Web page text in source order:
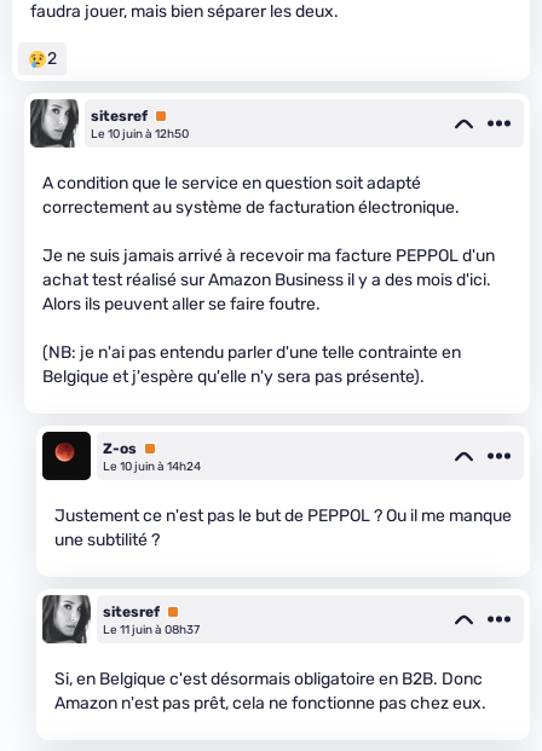
faudra jouer, mais bien séparer les deux.
2
sitesref Premium
Le 10 juin à 12h50
A condition que le service en question soit adapté
correctement au système de facturation électronique.
Je ne suis jamais arrivé à recevoir ma facture PEPPOL d'un
achat test réalisé sur Amazon Business il y a des mois d'ici.
Alors ils peuvent aller se faire foutre.
(NB: je n'ai pas entendu parler d'une telle contrainte en
Belgique et j'espère qu'elle n'y sera pas présente).
Z-os Premium
Le 10 juin à 14h24
Justement ce n'est pas le but de PEPPOL ? Ou il me manque
une subtilité ?
sitesref Premium
Le 11 juin à 08h37
Si, en Belgique c'est désormais obligatoire en B2B. Donc
Amazon n'est pas prêt, cela ne fonctionne pas chez eux.